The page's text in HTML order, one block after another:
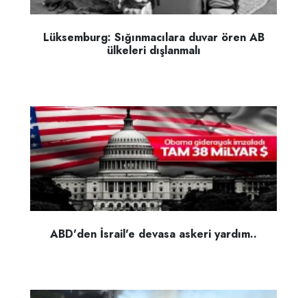
Lüksemburg: Sığınmacılara duvar ören AB
ülkeleri dışlanmalı
ABD'den İsrail'e devasa askeri yardım..